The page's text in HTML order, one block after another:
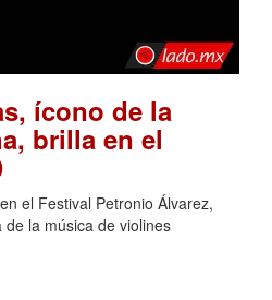
ícono de la
brilla en el
el Festival Petronio Álvarez,
la música de violines